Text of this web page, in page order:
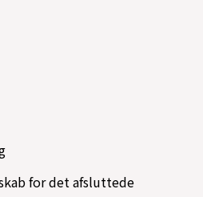
for det afsluttede